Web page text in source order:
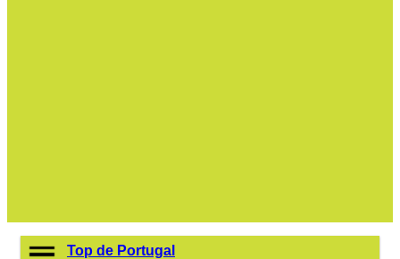
Top de Portugal